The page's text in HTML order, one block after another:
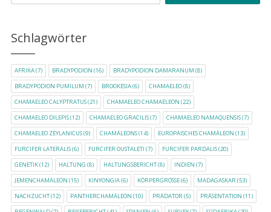
Schlagwörter
AFRIKA(7) BRADYPODION (16) BRADYPODION DAMARANUM (8)
BRADYPODION PUMILUM (7) BROOKESIA(6) CHAMAELEO(8)
CHAMAELEO CALYPTRATUS(21) CHAMAELEO CHAMAELEON (22)
CHAMAELEO DILEPIS(12) CHAMAELEO GRACILIS(7) CHAMAELEO NAMAQUENSIS(7)
CHAMAELEO ZEYLANICUS(9) CHAMÄLEONS(14) EUROPÄISCHES CHAMÄLEON (13)
FURCIFER LATERALIS(6) FURCIFER OUSTALETI (7) FURCIFER PARDALIS(20)
GENETIK(12) HALTUNG (8) HALTUNGSBERICHT(8) INDIEN (7)
JEMENCHAMÄLEON (15) KINYONGIA(6) KÖRPERGRÖSSE (6) MADAGASKAR(53)
NACHZUCHT(12) PANTHERCHAMÄLEON (10) PRÄDATOR(5) PRÄSENTATION (11)